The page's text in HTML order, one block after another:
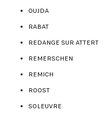
OUJDA
RABAT
REDANGE SUR ATTERT
REMERSCHEN
REMICH
ROOST
SOLEUVRE